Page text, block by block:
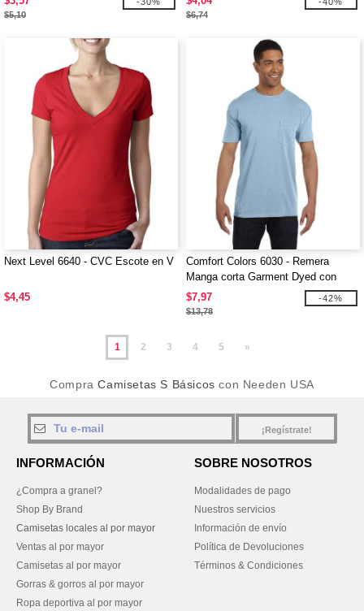
$5,10 $6,74
Next Level 6640 - CVC Escote en V
$4,45
Comfort Colors 6030 - Remera
Manga corta Garment Dyed con
bolsillo
$7,97
$13,78
-42%
1 2 3 4 5 »
CompraCamisetas S Básicos con Needen USA
¡Regístrate!
INFORMACIÓN
¿Compra a granel?
Shop By Brand
Camisetas locales al por mayor
Ventas al por mayor
Camisetas al por mayor
Gorras & gorros al por mayor
Ropa deportiva al por mayor
SOBRE NOSOTROS
Modalidades de pago
Nuestros servicios
Información de envío
Política de Devoluciones
Términos & Condiciones